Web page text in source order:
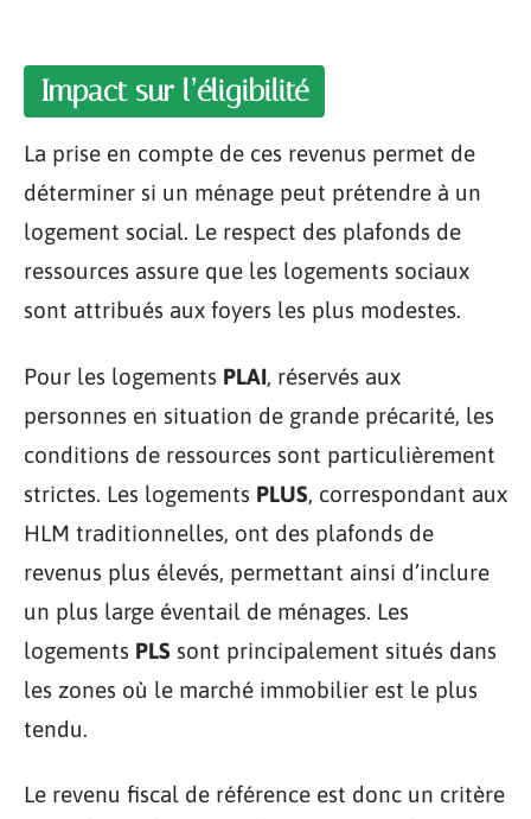
Impact sur l’éligibilité
La prise en compte de ces revenus permet de
déterminer si un ménage peut prétendre à un
logement social. Le respect des plafonds de
ressources assure que les logements sociaux
sont attribués aux foyers les plus modestes.
Pour les logements PLAI, réservés aux
personnes en situation de grande précarité, les
conditions de ressources sont particulièrement
strictes. Les logements PLUS, correspondant aux
HLM traditionnelles, ont des plafonds de
revenus plus élevés, permettant ainsi d’inclure
un plus large éventail de ménages. Les
logements PLS sont principalement situés dans
les zones où le marché immobilier est le plus
tendu.
Le revenu fiscal de référence est donc un critère